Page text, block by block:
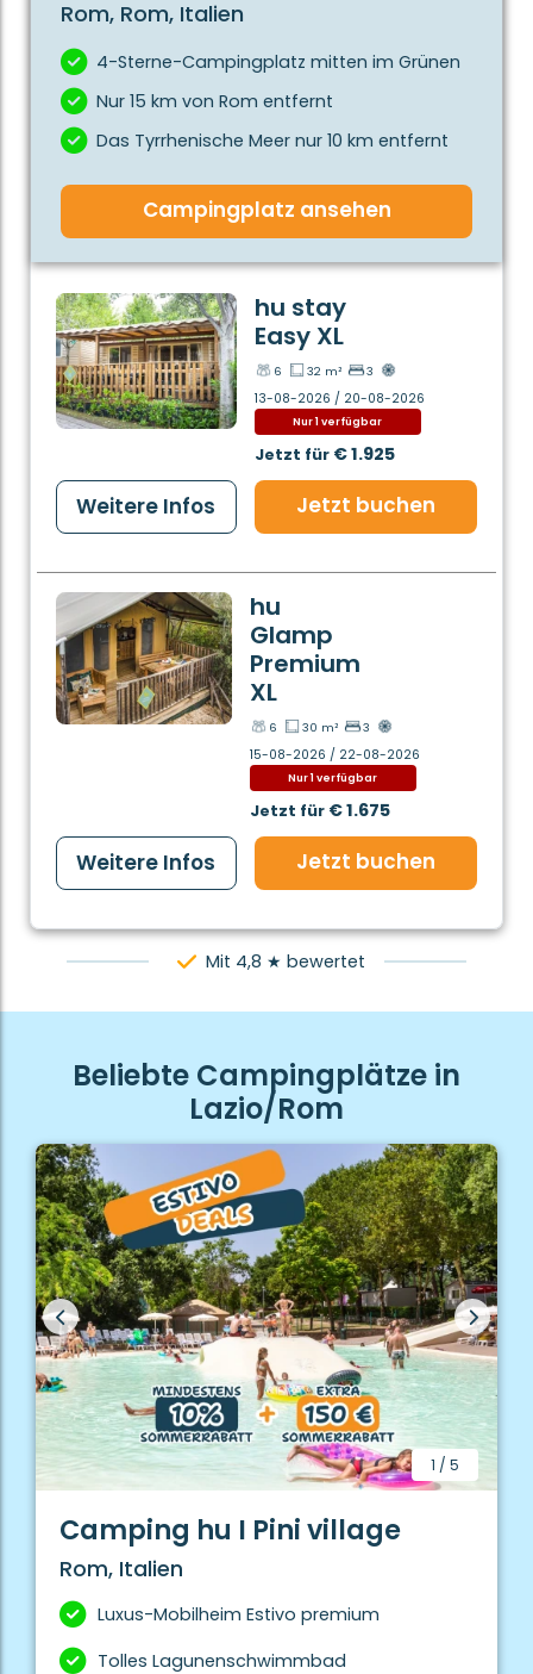
Rom, Rom, Italien
4-Sterne-Campingplatz mitten im Grünen
Nur 15 km von Rom entfernt
Das Tyrrhenische Meer nur 10 km entfernt
Campingplatz ansehen
hu stay
Easy XL
6 32 m² 3
13-08-2026 / 20-08-2026
Nur 1 verfügbar
Jetzt für € 1.925
Weitere Infos Jetzt buchen
hu
Glamp
Premium
XL
6 30 m² 3
15-08-2026 / 22-08-2026
Nur 1 verfügbar
Jetzt für € 1.675
Weitere Infos Jetzt buchen
Mit 4,8 ★ bewertet
Beliebte Campingplätze in
Lazio/Rom
1 / 5
Camping hu I Pini village
Rom, Italien
Luxus-Mobilheim Estivo premium
Tolles Lagunenschwimmbad